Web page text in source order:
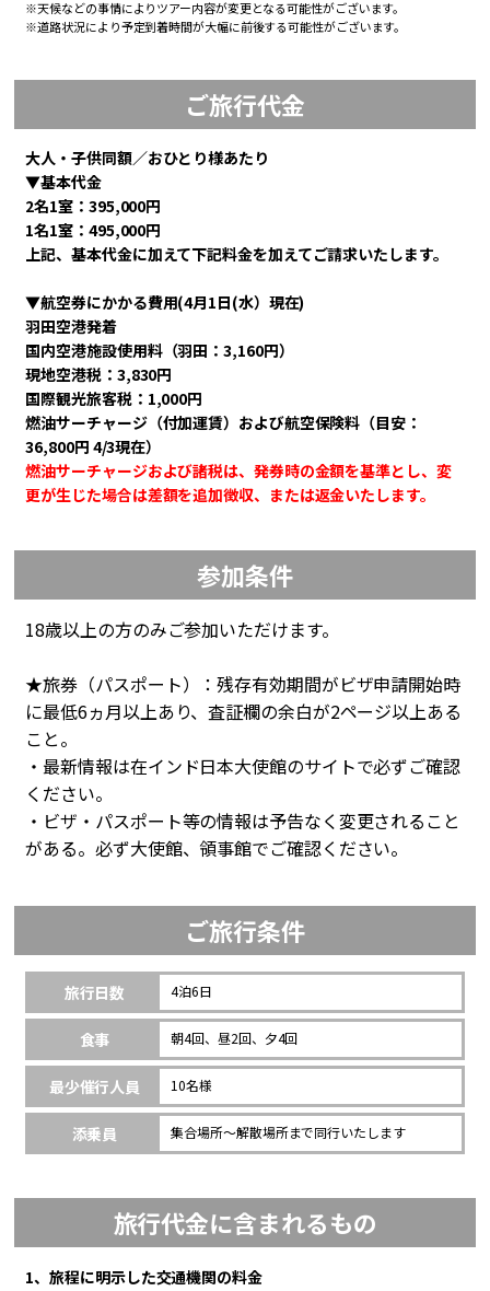
※天候などの事情によりツアー内容が変更となる可能性がございます。
※道路状況により予定到着時間が大幅に前後する可能性がございます。
ご旅行代金
大人・子供同額／おひとり様あたり
▼基本代金
2名1室：395,000円
1名1室：495,000円
上記、基本代金に加えて下記料金を加えてご請求いたします。
▼航空券にかかる費用(4月1日(水）現在)
羽田空港発着
国内空港施設使用料（羽田：3,160円）
現地空港税：3,830円
国際観光旅客税：1,000円
燃油サーチャージ（付加運賃）および航空保険料（目安：
36,800円 4/3現在）
燃油サーチャージおよび諸税は、発券時の金額を基準とし、変
更が生じた場合は差額を追加徴収、または返金いたします。
参加条件
18歳以上の方のみご参加いただけます。
★旅券（パスポート）：残存有効期間がビザ申請開始時
に最低6ヵ月以上あり、査証欄の余白が2ページ以上ある
こと。
・最新情報は在インド日本大使館のサイトで必ずご確認
ください。
・ビザ・パスポート等の情報は予告なく変更されること
がある。必ず大使館、領事館でご確認ください。
ご旅行条件
旅行日数 4泊6日
食事 朝4回、昼2回、夕4回
最少催行人員 10名様
添乗員 集合場所～解散場所まで同行いたします
旅行代金に含まれるもの
1、旅程に明示した交通機関の料金